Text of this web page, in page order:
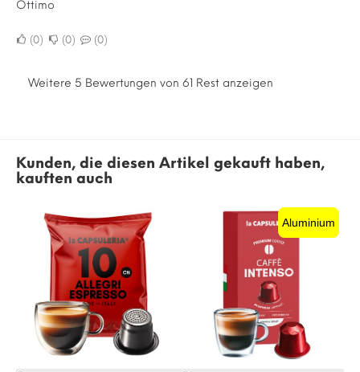
Ottimo
0 0 0
Weitere 5 Bewertungen von 61 Rest anzeigen
Kunden, die diesen Artikel gekauft haben,
kauften auch
Aluminium